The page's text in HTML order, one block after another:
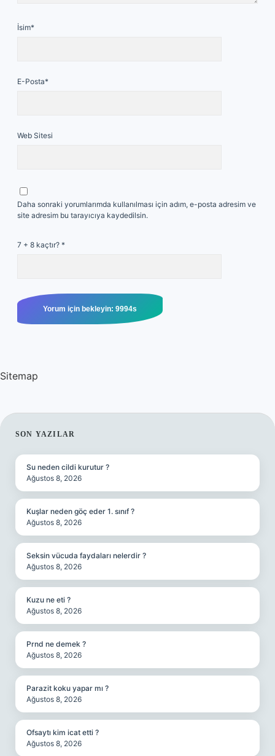
İsim*
E-Posta*
Web Sitesi
Daha sonraki yorumlarımda kullanılması için adım, e-posta adresim ve
site adresim bu tarayıcıya kaydedilsin.
7 + 8 kaçtır? *
Sitemap
SIDEBAR
SON YAZILAR
Su neden cildi kurutur ?
Ağustos 8, 2026
Kuşlar neden göç eder 1. sınıf ?
Ağustos 8, 2026
Seksin vücuda faydaları nelerdir ?
Ağustos 8, 2026
Kuzu ne eti ?
Ağustos 8, 2026
Prnd ne demek ?
Ağustos 8, 2026
Parazit koku yapar mı ?
Ağustos 8, 2026
Ofsaytı kim icat etti ?
Ağustos 8, 2026